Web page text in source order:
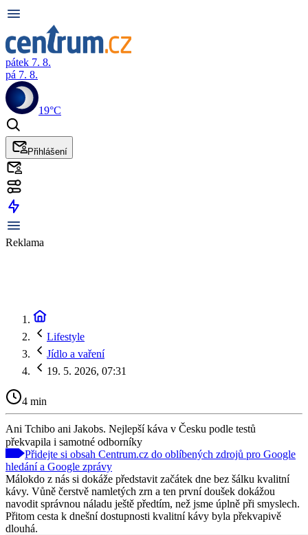
pátek 7. 8.
pá 7. 8.
19°C
Přihlášení
Reklama
Lifestyle
Jídlo a vaření
19. 5. 2026, 07:31
4 min
Ani Tchibo ani Jakobs. Nejlepší káva v Česku podle testů
překvapila i samotné odborníky
Přidejte si obsah Centrum.cz do oblíbených zdrojů pro Google
hledání a Google zprávy
Málokdo z nás si dokáže představit začátek dne bez šálku kvalitní
kávy. Vůně čerstvě namletých zrn a ten první doušek dokážou
navodit správnou náladu ještě předtím, než jsme úplně při smyslech.
Přitom cesta k dnešní dostupnosti kvalitní kávy byla překvapivě
dlouhá.